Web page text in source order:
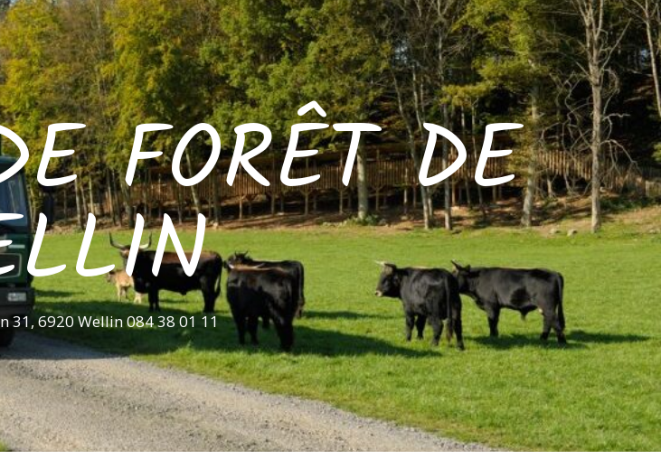
FORÊT DE
31, 6920 Wellin 084 38 01 11